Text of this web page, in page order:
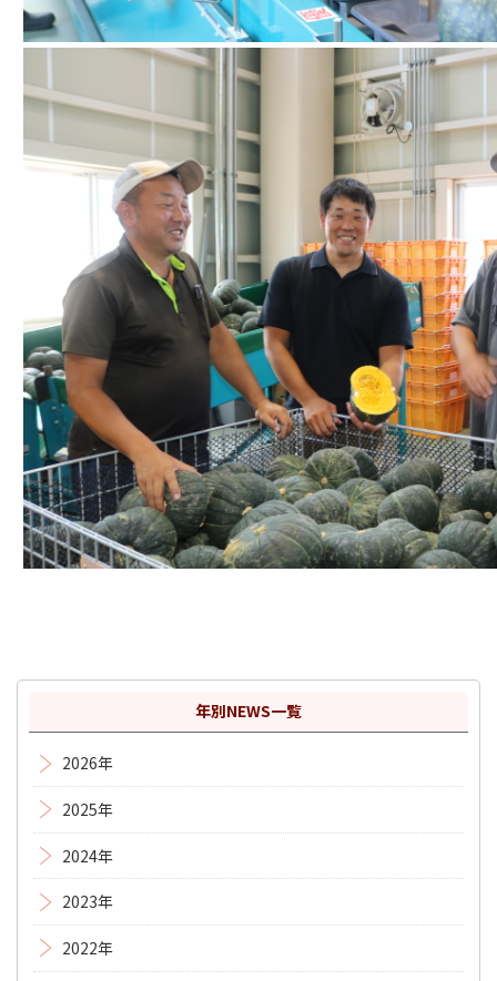
年別NEWS一覧
2026年
2025年
2024年
2023年
2022年